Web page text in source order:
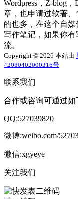
Wordpress，Z-blog
章，也申请过软著
的也多，在这个自
写作笔记，如果你
流。
Copyright © 2026 本站由
42080402000316号
联系我们
合作或咨询可通过如
QQ:527039820
微博:weibo.com/
微信:xgyeye
关注我们